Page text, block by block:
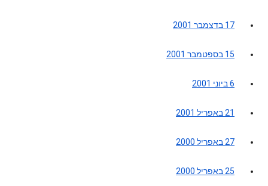
17 בדצמבר 2001
15 בספטמבר 2001
6 ביוני 2001
21 באפריל 2001
27 באפריל 2000
25 באפריל 2000